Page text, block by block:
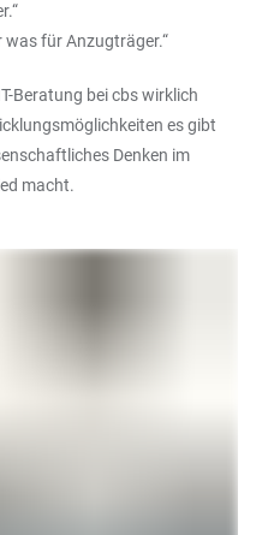
was für Anzugträger.“
Beratung bei cbs wirklich
es gibt
Denken im
macht.